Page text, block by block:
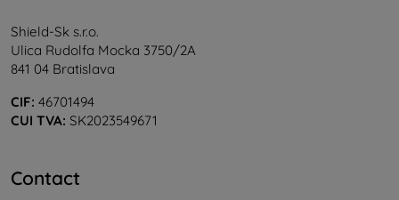
Shield-Sk s.r.o.
Ulica Rudolfa Mocka 3750/2A
841 04 Bratislava
CIF: 46701494
CUI TVA: SK2023549671
Contact